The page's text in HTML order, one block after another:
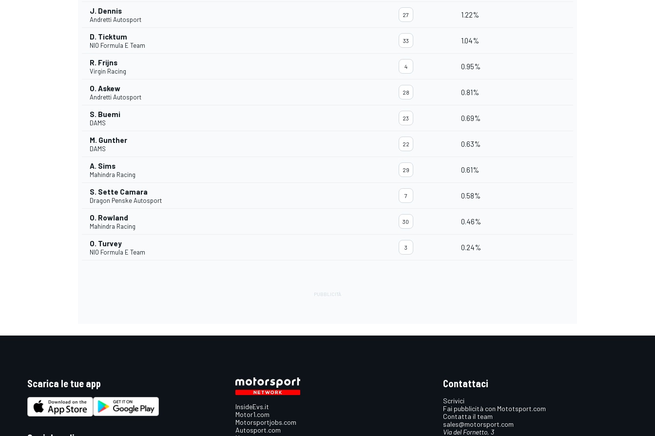
J. Dennis
Andretti Autosport
27 1.22%
D. Ticktum
NIO Formula E Team
33 1.04%
R. Frijns
Virgin Racing
4 0.95%
O. Askew
Andretti Autosport
28 0.81%
S. Buemi
DAMS
23 0.69%
M. Gunther
DAMS
22 0.63%
A. Sims
Mahindra Racing
29 0.61%
S. Sette Camara
Dragon Penske Autosport
7 0.58%
O. Rowland
Mahindra Racing
30 0.46%
O. Turvey
NIO Formula E Team
3 0.24%
Scarica le tue app
InsideEvs.it
Motor1.com
Motorsportjobs.com
Autosport.com
Contattaci
Scrivici
Fai pubblicità con Mototsport.com
Contatta il team
sales@motorsport.com
Via del Fornetto, 3